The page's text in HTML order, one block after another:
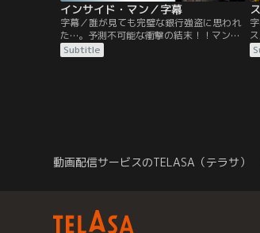
インサイド・マン／字幕
字幕／誰が見ても完璧な銀行強盗に思われ
た…。予測不可能な衝撃の結末！！マンハ
ッタンの銀行で強盗事件が発生！頭脳明晰
な犯人グループのリーダー、ダルトンは人
Subtitle
動画配信サービスのTELASA（テラサ）